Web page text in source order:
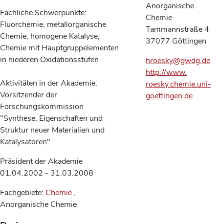
Fachliche Schwerpunkte:
Fluorchemie, metallorganische
Chemie, homogene Katalyse,
Chemie mit Hauptgruppelementen
in niederen Oxidationsstufen
Aktivitäten in der Akademie:
Vorsitzender der
Forschungskommission
"Synthese, Eigenschaften und
Struktur neuer Materialien und
Katalysatoren"
Präsident der Akademie
01.04.2002 - 31.03.2008
Fachgebiete: Chemie ,
Anorganische Chemie
Anorganische
Chemie
Tammannstraße 4
37077 Göttingen
hroesky@gwdg.de
http://www.
roesky.chemie.uni-
goettingen.de